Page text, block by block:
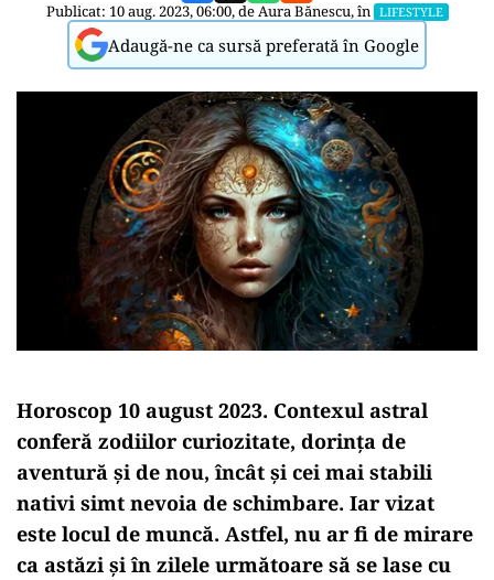
Publicat: 10 aug. 2023, 06:00, deAura Bănescu, în LIFESTYLE
Adaugă-ne ca sursă preferată în Google
Horoscop 10 august 2023. Contexul astral
conferă zodiilor curiozitate, dorința de
aventură și de nou, încât și cei mai stabili
nativi simt nevoia de schimbare. Iar vizat
este locul de muncă. Astfel, nu ar fi de mirare
ca astăzi și în zilele următoare să se lase cu